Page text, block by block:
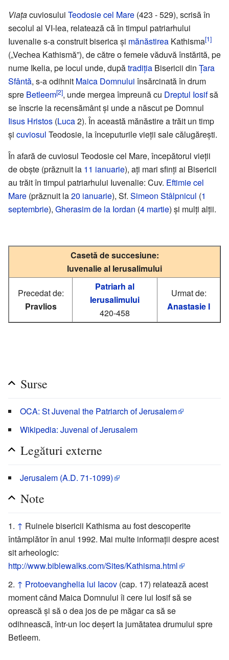
Viațacuviosului Teodosie cel Mare (423 - 529), scrisă în
secolul al VI-lea, relatează că în timpul patriarhului
Iuvenalie s-a construit biserica și mănăstirea Kathisma[1]
(„Vechea Kathismă”), de către o femeie văduvă înstărită, pe
nume Ikelia, pe locul unde, dupătradiția Bisericii din Țara
Sfântă, s-a odihnit Maica Domnului însărcinată în drum
spre Betleem[2], unde mergea împreună cu Dreptul Iosifsă
se înscrie la recensământ și unde a născut pe Domnul
Iisus Hristos (Luca2). În această mănăstire a trăit un timp
și cuviosul Teodosie, la începuturile vieții sale călugărești.
În afară de cuviosul Teodosie cel Mare, începătorul vieții
de obște (prăznuit la 11 ianuarie), ați mari sfinți ai Bisericii
au trăit în timpul patriarhului Iuvenalie: Cuv. Eftimie cel
Mare (prăznuit la20 ianuarie), Sf. Simeon Stâlpnicul (1
septembrie), Gherasim de la Iordan (4 martie) și mulți alții.
Casetă de succesiune:
Iuvenalie al Ierusalimului
Precedat de:
Pravlios
Patriarh al
Ierusalimului
420-458
Urmat de:
Anastasie I
Surse
OCA: St Juvenal the Patriarch of Jerusalem
Wikipedia: Juvenal of Jerusalem
Legături externe
Jerusalem (A.D. 71-1099)
Note
↑ Ruinele bisericii Kathisma au fost descoperite
întâmplător în anul 1992. Mai multe informații despre acest
sit arheologic:
http://www.biblewalks.com/Sites/Kathisma.html
↑ Protoevanghelia lui Iacov (cap. 17) relatează acest
moment când Maica Domnului îi cere lui Iosif să se
oprească și să o dea jos de pe măgar ca să se
odihnească, într-un loc deșert la jumătatea drumului spre
Betleem.